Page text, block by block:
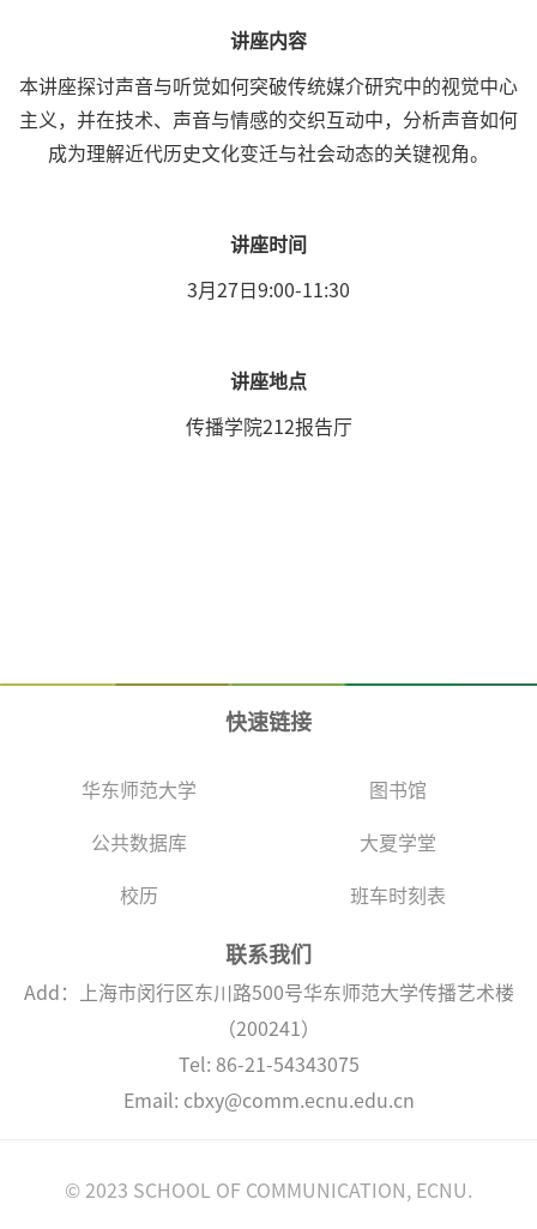
讲座内容
本讲座探讨声音与听觉如何突破传统媒介研究中的视觉中心
主义，并在技术、声音与情感的交织互动中，分析声音如何
成为理解近代历史文化变迁与社会动态的关键视角。
讲座时间
3月27日9:00-11:30
讲座地点
传播学院212报告厅
快速链接
华东师范大学 图书馆
公共数据库 大夏学堂
校历 班车时刻表
联系我们
Add：上海市闵行区东川路500号华东师范大学传播艺术楼
（200241）
Tel: 86-21-54343075
Email: cbxy@comm.ecnu.edu.cn
© 2023 SCHOOL OF COMMUNICATION, ECNU.